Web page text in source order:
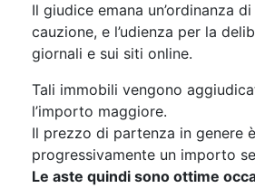
Il giudice emana un’ordinanza
cauzione, e l’udienza per la
giornali e sui siti online.
Tali immobili vengono
l’importo maggiore.
Il prezzo di partenza in genere
progressivamente un importo
Le aste quindi sono ottime